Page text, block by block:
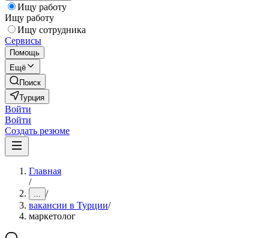
Ищу работу
Ищу работу
Ищу сотрудника
Сервисы
Помощь
Ещё
Поиск
Турция
Войти
Войти
Создать резюме
Главная
/
... /
вакансии в Турции/
маркетолог